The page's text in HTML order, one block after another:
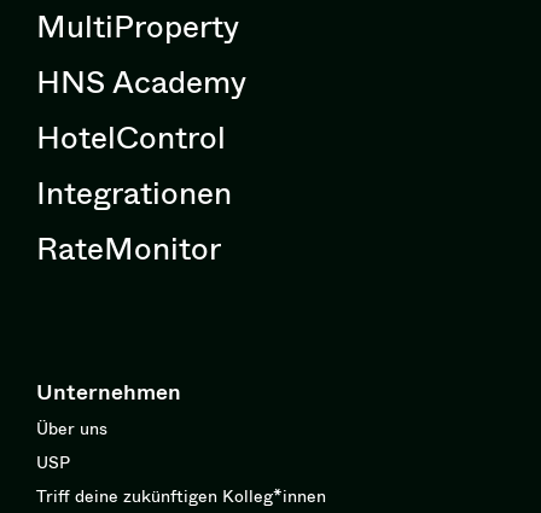
MultiProperty
HNS Academy
HotelControl
Integrationen
RateMonitor
Unternehmen
Über uns
USP
Triff deine zukünftigen Kolleg*innen